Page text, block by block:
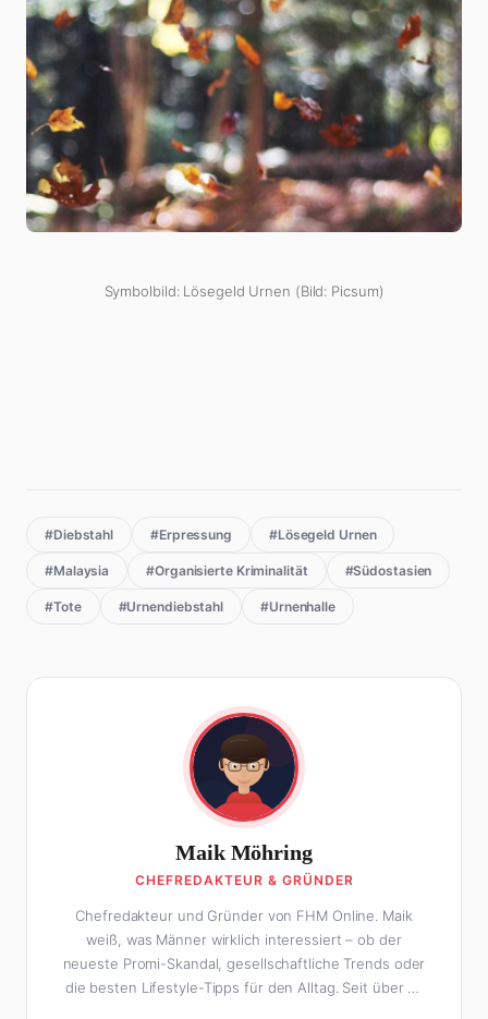
Symbolbild: Lösegeld Urnen (Bild: Picsum)
#Diebstahl #Erpressung #Lösegeld Urnen
#Malaysia #Organisierte Kriminalität #Südostasien
#Tote #Urnendiebstahl #Urnenhalle
Maik Möhring
CHEFREDAKTEUR & GRÜNDER
Chefredakteur und Gründer von FHM Online. Maik
weiß, was Männer wirklich interessiert – ob der
neueste Promi-Skandal, gesellschaftliche Trends oder
die besten Lifestyle-Tipps für den Alltag. Seit über 10